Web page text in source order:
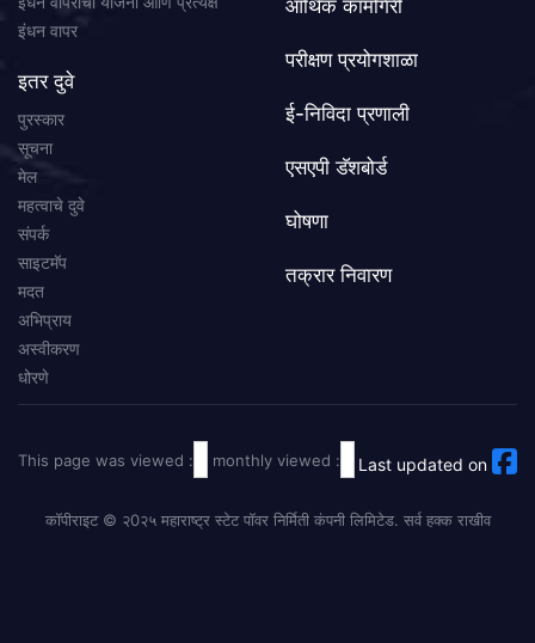
इंधन वापर
इतर दुवे
पुरस्कार
सूचना
मेल
महत्वाचे दुवे
संपर्क
साइटमॅप
मदत
अभिप्राय
अस्वीकरण
धोरणे
आर्थिक कामगिरी
परीक्षण प्रयोगशाळा
ई-निविदा प्रणाली
एसएपी डॅशबोर्ड
घोषणा
तक्रार निवारण
This page was viewed : monthly viewed : Last updated on
कॉपीराइट © २0२५ महाराष्ट्र स्टेट पॉवर निर्मिती कंपनी लिमिटेड. सर्व हक्क राखीव